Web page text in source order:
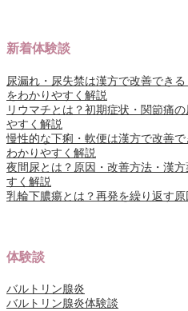
新着体験談
尿漏れ・尿失禁は漢方で改善でき
をわかりやすく解説
リウマチとは？初期症状・関節痛
やすく解説
慢性的な下痢・軟便は漢方で改善
わかりやすく解説
夜間尿とは？原因・改善方法・漢
すく解説
乳輪下膿瘍とは？再発を繰り返す
体験談
バルトリン腺炎
バルトリン腺炎体験談